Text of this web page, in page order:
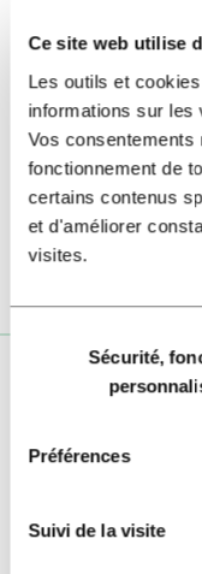
Ce site web utilise
Les outils et
informations sur les
Vos consentements
fonctionnement de
certains contenus
et d'améliorer
visites.
Sélection
consentement
Sécurité,
Préférences
Suivi de la visite
La création de ce site
de
I
feel